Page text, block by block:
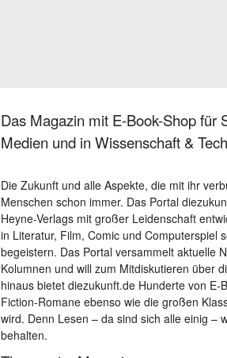
Das Magazin mit E-Book-Shop für
Medien und in Wissenschaft &
Die Zukunft und alle Aspekte, die mit ihr
Menschen schon immer. Das Portal
Heyne-Verlags mit großer Leidenschaft
in Literatur, Film, Comic und Computerspiel
begeistern. Das Portal versammelt aktuelle
Kolumnen und will zum Mitdiskutieren über
hinaus bietet diezukunft.de Hunderte von
Fiction-Romane ebenso wie die großen
wird. Denn Lesen – da sind sich alle einig –
behalten.